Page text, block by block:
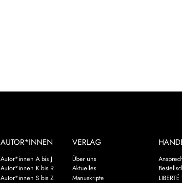
AUTOR*INNEN
Autor*innen A bis J
Autor*innen K bis R
Autor*innen S bis Z
VERLAG
Über uns
Aktuelles
Manuskripte